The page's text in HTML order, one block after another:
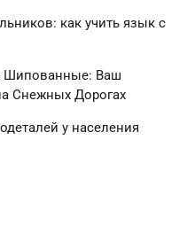
как учить язык с
Ваш
Снежных Дорогах
у населения